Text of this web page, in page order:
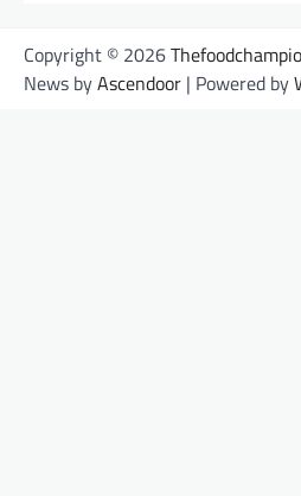
Copyright © 2026
News byAscendoor | Powered by